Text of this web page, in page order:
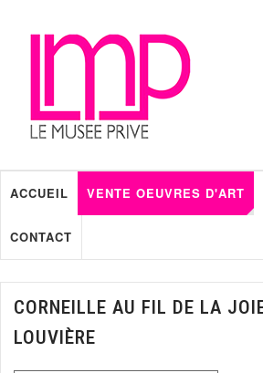
ACCUEIL VENTE OEUVRES D'ART
CONTACT
CORNEILLE AU FIL DE LA
LOUVIÈRE